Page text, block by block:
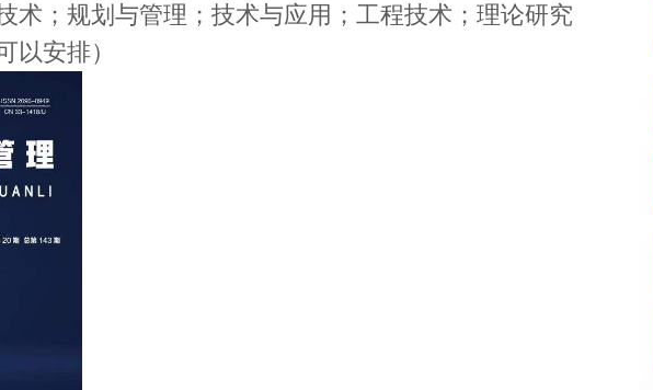
术；规划与管理；技术与应用；工程技术；理论研究
以安排）